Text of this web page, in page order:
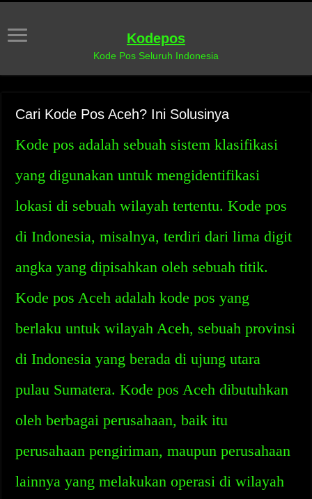
Kodepos
Kode Pos Seluruh Indonesia
Cari Kode Pos Aceh? Ini Solusinya
Kode pos adalah sebuah sistem klasifikasi
yang digunakan untuk mengidentifikasi
lokasi di sebuah wilayah tertentu. Kode pos
di Indonesia, misalnya, terdiri dari lima digit
angka yang dipisahkan oleh sebuah titik.
Kode pos Aceh adalah kode pos yang
berlaku untuk wilayah Aceh, sebuah provinsi
di Indonesia yang berada di ujung utara
pulau Sumatera. Kode pos Aceh dibutuhkan
oleh berbagai perusahaan, baik itu
perusahaan pengiriman, maupun perusahaan
lainnya yang melakukan operasi di wilayah